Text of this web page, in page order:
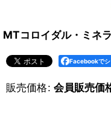
MTコロイダル・ミネ
Facebookでシ
販売価格: 会員販売価